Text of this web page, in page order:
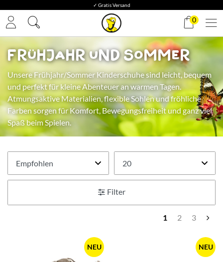
✓ Gratis Versand
0
Frühjahr und Sommer
Unsere Frühjahr/Sommer Kinderschuhe sind leicht, bequem
und perfekt für kleine Abenteuer an warmen Tagen.
Atmungsaktive Materialien, flexible Sohlen und fröhliche
Farben sorgen für Komfort, Bewegungsfreiheit und ganz viel
Spaß beim Spielen.
Filter
1 2 3
NEU NEU